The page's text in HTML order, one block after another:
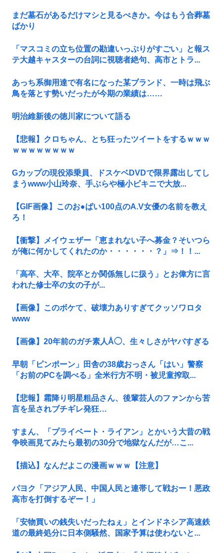
まだ墓石があるだけマシと見るべきか。今はもう合葬墓
ばかり
「マスコミの立ち位置の勘違いっぷりがすごい」と報ス
テ大越キャスターの台詞に視聴者絶句、高市とトラ...
あっち系御用達で有名になった某ブランド、一時は飛ぶ
鳥を落とす勢いだったが今期の業績は……
明治維新後の徳川家について語る
【悲報】クロちゃん、とち狂ったツイートをするｗｗｗ
ｗｗｗｗｗｗｗｗ
Gカップの現役添乗員、ドスケベDVDで限界露出してし
まうwww小山玲奈、手ぶらや極小ビキニで大放...
【GIF画像】このお●ぱい100点のA.V女優の名前を教え
ろ！
【衝撃】メイウェザー「恵まれない子へ募金？そいつら
が俺に何かしてくれたのか・・・・・・？」⇒！！...
「高卒、大卒、院卒とか関係無しに扱う」とお偉方に言
われた修士卒の女の子が...
【画像】このボケて、破壊力ありすぎてクッソワロタ
www
【画像】20年前のガチ素人Å◯、生々しさがヤバすぎる
早朝「ピンポーン」田舎の38歳おっさん「はい」警察
「お前のPCを調べる」全米行方不明・被児童搾取...
【悲報】霜降り明星粗品さん、後輩芸人のファンから苦
言を呈されブチギレ発狂…
すまん、「プライベート・ライアン」とかいう大昔の戦
争映画見てみたら最初の30分で地獄なんだが…こ...
【描込】なんだよこの漫画ｗｗｗ【注意】
パヨク「アジア人民、中国人民と連帯して戦おー！悪政
高市を打倒するぞー！」
「安物買いの銭失いだったねぇ」とインドネシア高速鉄
道の最終処分に日本側騒然、国家予算は使わないと...